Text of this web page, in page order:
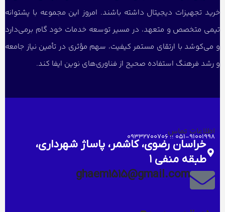
خرید تجهیزات دیجیتال داشته باشند. امروز این مجموعه با پشتوانه
تیمی متخصص و متعهد، در مسیر توسعه خدمات خود گام برمی‌دارد
و می‌کوشد با ارتقای مستمر کیفیت، سهم مؤثری در تأمین نیاز جامعه
و رشد فرهنگ استفاده صحیح از فناوری‌های نوین ایفا کند.
اطلاعات تماس
051-91001998 ؛؛ 09332700706
خراسان رضوی، کاشمر، پاساژ شهرداری،
طبقه منفی ۱
ghaem1515@gmail.com